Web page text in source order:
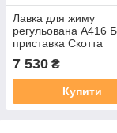
Лавка для жиму
регульована А416
приставка Скотта
7 530 ₴
Купити